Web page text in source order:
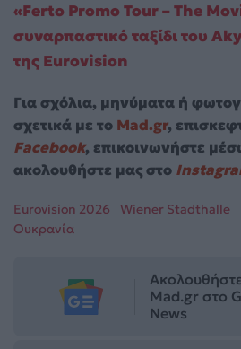
«Ferto Promo Tour – The
συναρπαστικό ταξίδι του
της Eurovision
Για σχόλια, μηνύματα ή
σχετικά με το Mad.gr,
Facebook, επικοινωνήστε
ακολουθήστε μας στο
Eurovision 2026 Wiener Stadthalle
Ουκρανία
Mad.gr στο
News